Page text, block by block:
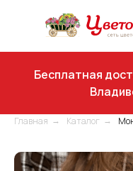
Бесплатная
Главная → Каталог →